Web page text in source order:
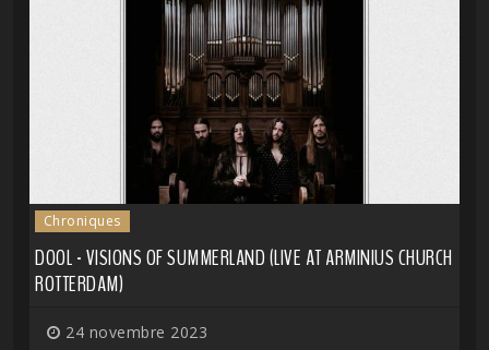
Chroniques
DOOL - VISIONS OF SUMMERLAND (LIVE AT ARMINIUS CHURCH
ROTTERDAM)
24 novembre 2023